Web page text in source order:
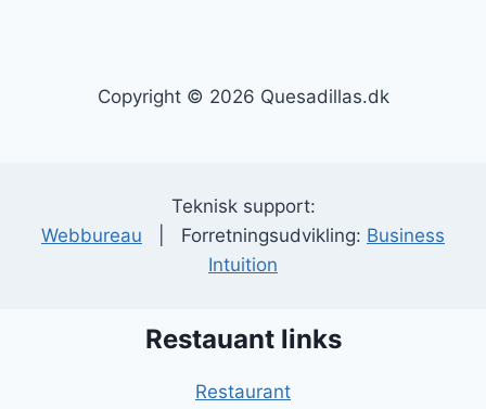
Copyright © 2026 Quesadillas.dk
Teknisk support:
Webbureau | Forretningsudvikling: Business
Intuition
Restauant links
Restaurant